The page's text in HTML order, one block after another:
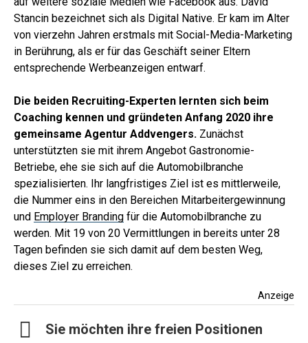
Stancin bezeichnet sich als Digital Native. Er kam im Alter
von vierzehn Jahren erstmals mit Social-Media-Marketing
in Berührung, als er für das Geschäft seiner Eltern
entsprechende Werbeanzeigen entwarf.
Die beiden Recruiting-Experten lernten sich beim
Coaching kennen und gründeten Anfang 2020 ihre
gemeinsame Agentur Addvengers. Zunächst
unterstützten sie mit ihrem Angebot Gastronomie-
Betriebe, ehe sie sich auf die Automobilbranche
spezialisierten. Ihr langfristiges Ziel ist es mittlerweile,
die Nummer eins in den Bereichen Mitarbeitergewinnung
und Employer Branding für die Automobilbranche zu
werden. Mit 19 von 20 Vermittlungen in bereits unter 28
Tagen befinden sie sich damit auf dem besten Weg,
dieses Ziel zu erreichen.
Anzeige
Sie möchten ihre freien Positionen